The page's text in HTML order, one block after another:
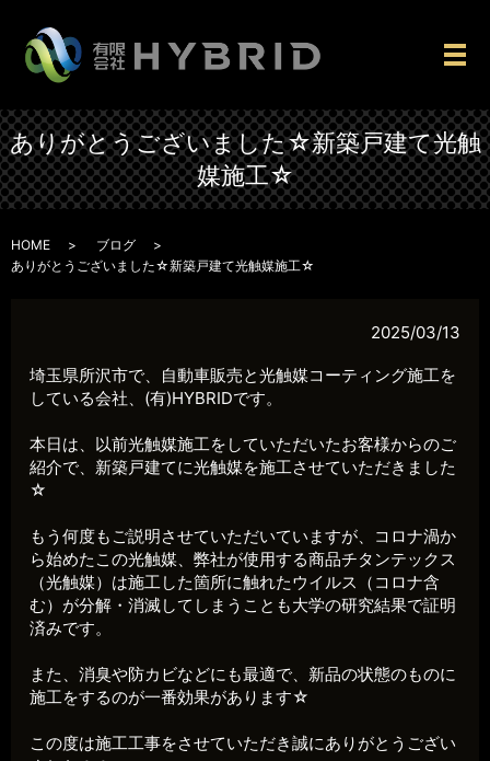
メ
ありがとうございました☆新築戸建て光触
媒施工☆
HOME
ブログ
ありがとうございました☆新築戸建て光触媒施工☆
2025/03/13
埼玉県所沢市で、自動車販売と光触媒コーティング施工を
している会社、(有)HYBRIDです。
本日は、以前光触媒施工をしていただいたお客様からのご
紹介で、新築戸建てに光触媒を施工させていただきました
☆
もう何度もご説明させていただいていますが、コロナ渦か
ら始めたこの光触媒、弊社が使用する商品チタンテックス
（光触媒）は施工した箇所に触れたウイルス（コロナ含
む）が分解・消滅してしまうことも大学の研究結果で証明
済みです。
また、消臭や防カビなどにも最適で、新品の状態のものに
施工をするのが一番効果があります☆
この度は施工工事をさせていただき誠にありがとうござい